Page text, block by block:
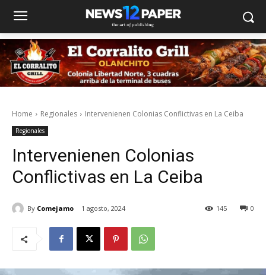
Home Regionales Intervenienen Colonias Conflictivas en La Ceiba
Regionales
Intervenienen Colonias
Conflictivas en La Ceiba
By Comejamo 1 agosto, 2024 0
145